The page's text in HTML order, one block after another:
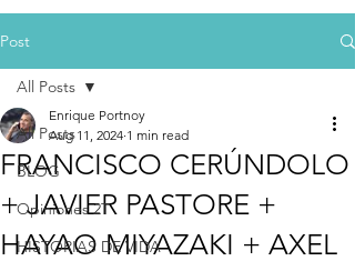
Post
All Posts
BLOG
Opiniones 2T
HISTORIAS DE VIDA
All Posts
FRANCISCO CERÚNDOLO
+ JAVIER PASTORE +
HAYAO MIYAZAKI + AXEL
Enrique Portnoy
Aug 11, 2024 1 min read